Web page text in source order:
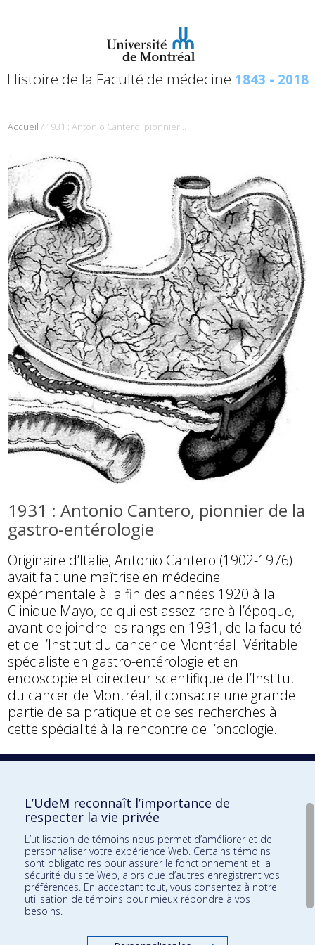
Histoire de la Faculté de médecine 1843 - 2018
Accueil / 1931 : Antonio Cantero, pionnier de la gastro-entérologie
1931 : Antonio Cantero, pionnier de la
gastro-entérologie
Originaire d’Italie, Antonio Cantero (1902-1976)
avait fait une maîtrise en médecine
expérimentale à la fin des années 1920 à la
Clinique Mayo, ce qui est assez rare à l’époque,
avant de joindre les rangs en 1931, de la faculté
et de l’Institut du cancer de Montréal. Véritable
spécialiste en gastro-entérologie et en
endoscopie et directeur scientifique de l’Institut
du cancer de Montréal, il consacre une grande
partie de sa pratique et de ses recherches à
cette spécialité à la rencontre de l’oncologie.
1927
L’UdeM reconnaît l’importance de
respecter la vie privée
L’utilisation de témoins nous permet d’améliorer et de
personnaliser votre expérience Web. Certains témoins
sont obligatoires pour assurer le fonctionnement et la
sécurité du site Web, alors que d’autres enregistrent vos
préférences. En acceptant tout, vous consentez à notre
utilisation de témoins pour mieux répondre à vos
besoins.